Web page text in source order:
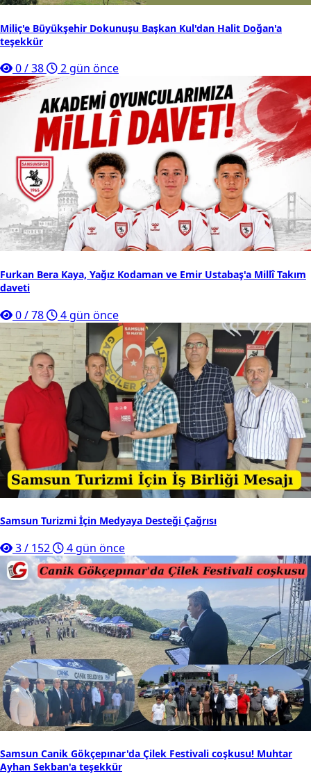
Miliç'e Büyükşehir Dokunuşu Başkan Kul'dan Halit Doğan'a
teşekkür
0/38 2 gün önce
Furkan Bera Kaya, Yağız Kodaman ve Emir Ustabaş'a Millî Takım
daveti
0/78 4 gün önce
Samsun Turizmi İçin Medyaya Desteği Çağrısı
3/ 152 4 gün önce
Samsun Canik Gökçepınar'da Çilek Festivali coşkusu! Muhtar
Ayhan Sekban'a teşekkür